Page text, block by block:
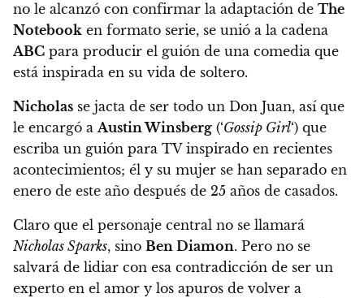
no le alcanzó con confirmar la adaptación de The
Notebook en formato serie, se unió a la cadena
ABC para producir el guión de una comedia que
está inspirada en su vida de soltero.
Nicholas se jacta de ser todo un Don Juan, así que
le encargó aAustin Winsberg (‘Gossip Girl‘) que
escriba un guión para TV inspirado en recientes
acontecimientos; él y su mujer se han separado en
enero de este año después de 25 años de casados.
Claro que el personaje central no se llamará
Nicholas Sparks, sino Ben Diamon. Pero no se
salvará de lidiar con esa contradicción de ser un
experto en el amor y los apuros de volver a